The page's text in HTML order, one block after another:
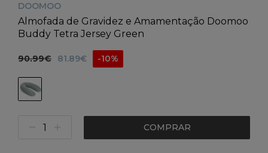
DOOMOO
Almofada de Gravidez e Amamentação Doomoo
Buddy Tetra Jersey Green
90.99€ 81.89€ -10%
COMPRAR